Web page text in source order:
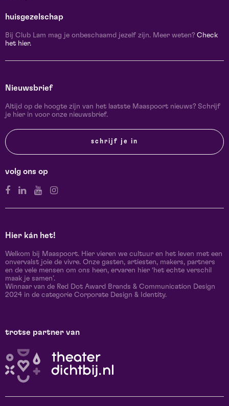
huisgezelschap
Bij Club Lam mag je onbeschaamd jezelf zijn. Meer weten? Check
het hier.
Nieuwsbrief
Altijd op de hoogte zijn van het laatste Maaspoort nieuws? Schrijf
je hier in voor onze nieuwsbrief.
schrijf je in
volg ons op
Hier kán het!
Welkom bij Maaspoort. Hier vieren we cultuur en het leven met een
onvervalst joie de vivre. Onze gasten, artiesten, makers, partners
en de vele mensen om ons heen, ervaren hier ‘het echte verschil
maak je samen’.
Winnaar van de Red Dot Award Brands & Communication Design
2024 in de categorie Corporate Design & Identity.
trotse partner van